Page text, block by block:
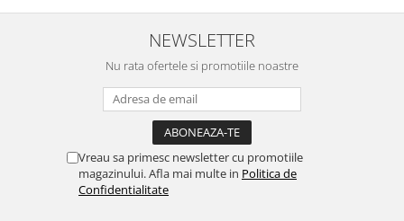
NEWSLETTER
Nu rata ofertele si promotiile noastre
Vreau sa primesc newsletter cu promotiile
magazinului. Afla mai multe in Politica de
Confidentialitate